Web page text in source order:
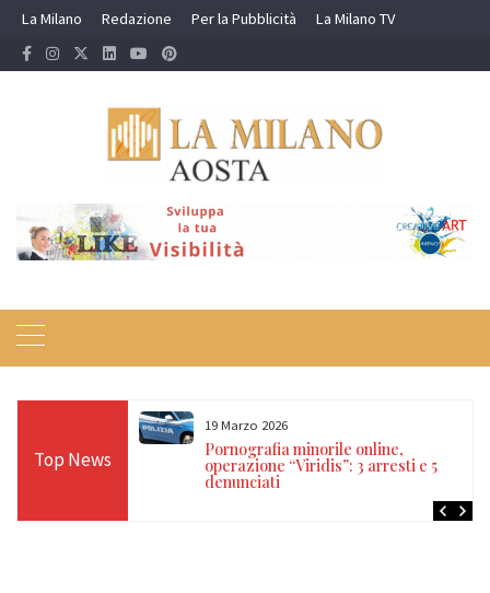
Skip
content
La Milano Redazione Per la Pubblicità La Milano TV
Top News
ore sulle Alpi:
Cervino e
19 Marzo 2026
Pornografia minorile online,
operazione “Viridis”: 3 arresti e 5
denunciati